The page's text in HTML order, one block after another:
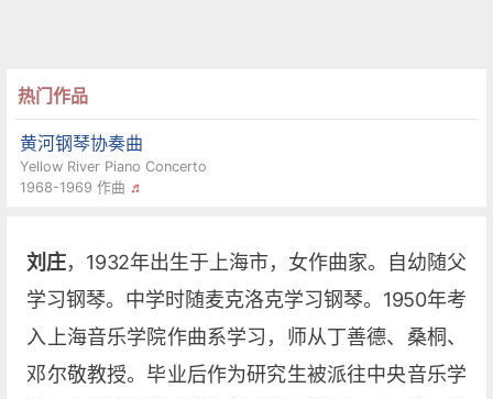
热门作品
黄河钢琴协奏曲
Yellow River Piano Concerto
1968-1969 作曲 ♬
刘庄，1932年出生于上海市，女作曲家。自幼随父
学习钢琴。中学时随麦克洛克学习钢琴。1950年考
入上海音乐学院作曲系学习，师从丁善德、桑桐、
邓尔敬教授。毕业后作为研究生被派往中央音乐学